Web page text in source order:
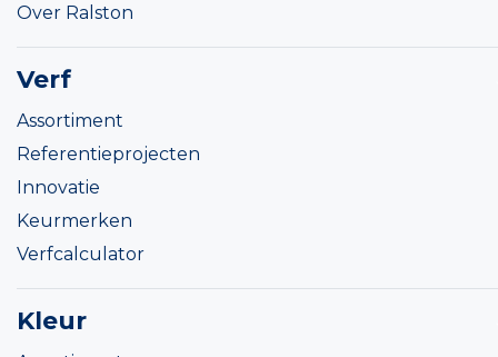
Over Ralston
Verf
Assortiment
Referentieprojecten
Innovatie
Keurmerken
Verfcalculator
Kleur